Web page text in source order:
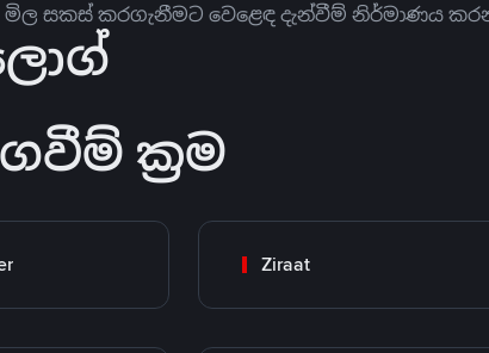
සකස් කරගැනීමට වෙළෙඳ දැන්වීම් නිර්මාණය
ක්‍රම
Ziraat